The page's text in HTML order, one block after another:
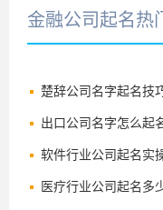
金融公司起名热
楚辞公司名字起名技
出口公司名字怎么起
软件行业公司起名实
医疗行业公司起名多